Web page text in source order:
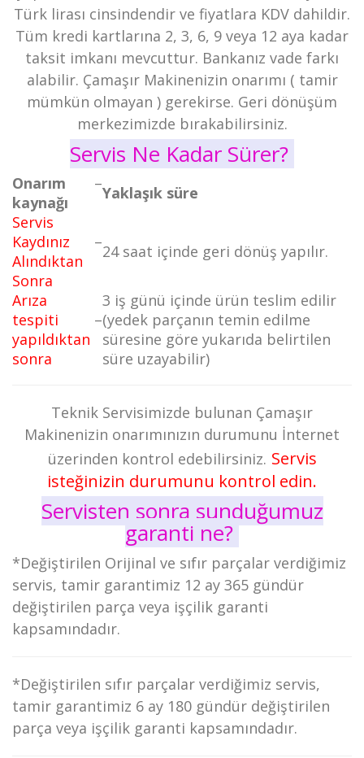
Türk lirası cinsindendir ve fiyatlara KDV dahildir.
Tüm kredi kartlarına 2, 3, 6, 9 veya 12 aya kadar
taksit imkanı mevcuttur. Bankanız vade farkı
alabilir. Çamaşır Makinenizin onarımı ( tamir
mümkün olmayan ) gerekirse. Geri dönüşüm
merkezimizde bırakabilirsiniz.
Servis Ne Kadar Sürer?
Onarım
kaynağı
–Yaklaşık süre
Servis
Kaydınız
Alındıktan
Sonra
–24 saat içinde geri dönüş yapılır.
Arıza
tespiti
yapıldıktan
sonra
–
3 iş günü içinde ürün teslim edilir
(yedek parçanın temin edilme
süresine göre yukarıda belirtilen
süre uzayabilir)
Teknik Servisimizde bulunan Çamaşır
Makinenizin onarımınızın durumunu İnternet
üzerinden kontrol edebilirsiniz. Servis
isteğinizin durumunu kontrol edin.
Servisten sonra sunduğumuz
garanti ne?
*Değiştirilen Orijinal ve sıfır parçalar verdiğimiz
servis, tamir garantimiz 12 ay 365 gündür
değiştirilen parça veya işçilik garanti
kapsamındadır.
*Değiştirilen sıfır parçalar verdiğimiz servis,
tamir garantimiz 6 ay 180 gündür değiştirilen
parça veya işçilik garanti kapsamındadır.